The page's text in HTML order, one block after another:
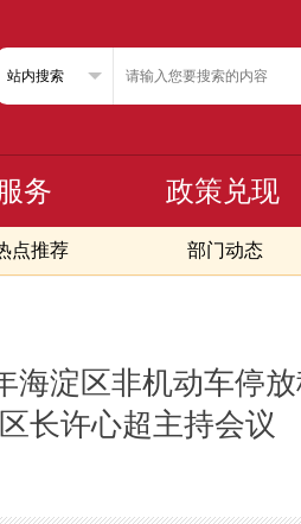
点推荐 部门动态
务 政策兑现
海淀区非机动车停
区长许心超主持会议